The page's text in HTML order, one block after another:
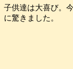
子供達は大喜び。
に驚きました。